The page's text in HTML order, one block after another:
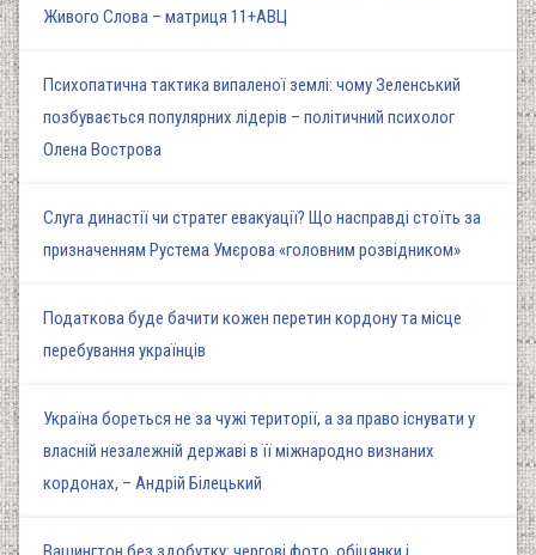
Живого Слова – матриця 11+АВЦ
Психопатична тактика випаленої землі: чому Зеленський
позбувається популярних лідерів – політичний психолог
Олена Вострова
Слуга династії чи стратег евакуації? Що насправді стоїть за
призначенням Рустема Умєрова «головним розвідником»
Податкова буде бачити кожен перетин кордону та місце
перебування українців
Україна бореться не за чужі території, а за право існувати у
власній незалежній державі в її міжнародно визнаних
кордонах, – Андрій Білецький